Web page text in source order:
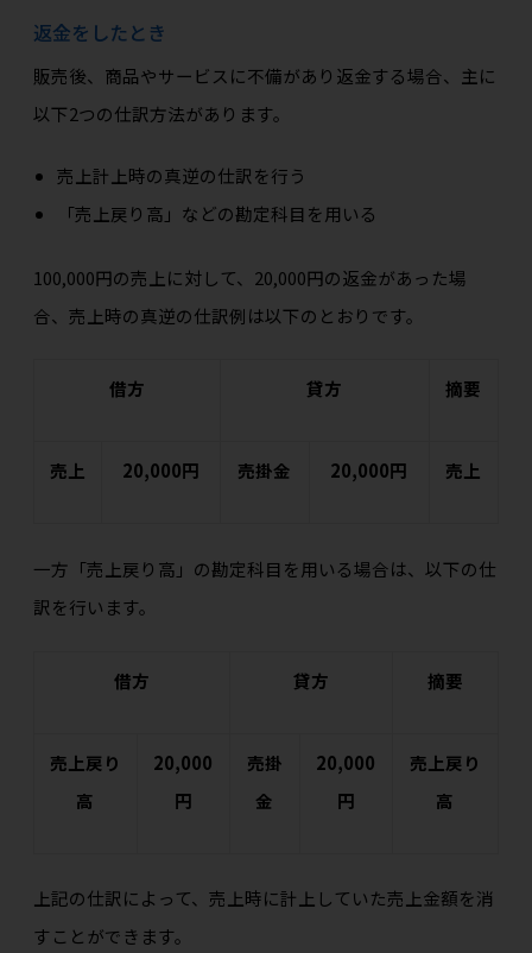
返金をしたとき
販売後、商品やサービスに不備があり返金する場合、主に
以下2つの仕訳方法があります。
売上計上時の真逆の仕訳を行う
「売上戻り高」などの勘定科目を用いる
100,000円の売上に対して、20,000円の返金があった場
合、売上時の真逆の仕訳例は以下のとおりです。
借方 貸方 摘要
売上 20,000円 売掛金 20,000円 売上
一方「売上戻り高」の勘定科目を用いる場合は、以下の仕
訳を行います。
借方 貸方 摘要
売上戻り
高
20,000
円
売掛
金
20,000
円
売上戻り
高
上記の仕訳によって、売上時に計上していた売上金額を消
すことができます。